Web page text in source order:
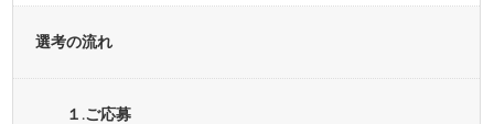
選考の流れ
１.ご応募